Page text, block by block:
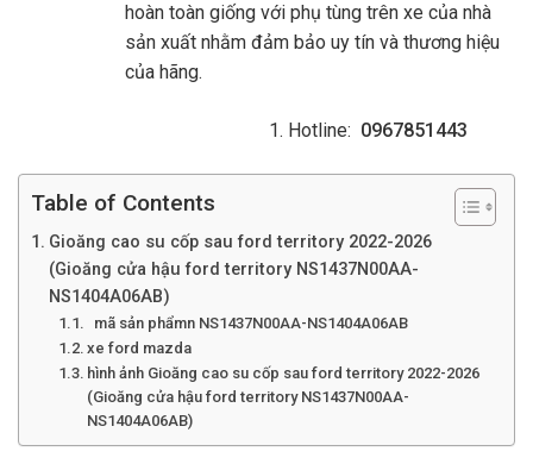
hoàn toàn giống với phụ tùng trên xe của nhà
sản xuất nhằm đảm bảo uy tín và thương hiệu
của hãng.
Hotline: 0967851443
Table of Contents
Gioăng cao su cốp sau ford territory 2022-2026
(Gioăng cửa hậu ford territory NS1437N00AA-
NS1404A06AB)
mã sản phẩmn NS1437N00AA-NS1404A06AB
xe ford mazda
hình ảnh Gioăng cao su cốp sau ford territory 2022-2026
(Gioăng cửa hậu ford territory NS1437N00AA-
NS1404A06AB)